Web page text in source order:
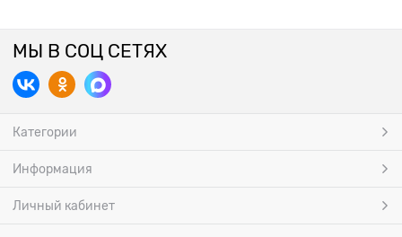
МЫ В СОЦ СЕТЯХ
Категории
Информация
Личный кабинет